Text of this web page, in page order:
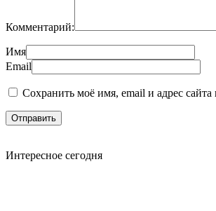
Комментарий:
Имя
Email
Сохранить моё имя, email и адрес
Интересное сегодня